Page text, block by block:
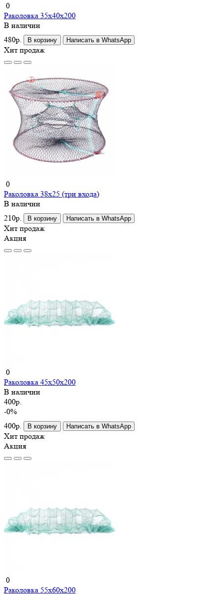
0
Раколовка 35x40x200
В наличии
480р.
В корзину Написать в WhatsApp
Хит продаж
0
Раколовка 38x25 (три входа)
В наличии
210р.
В корзину Написать в WhatsApp
Хит продаж
Акция
0
Раколовка 45x50x200
В наличии
400р.
-0%
400р.
В корзину Написать в WhatsApp
Хит продаж
Акция
0
Раколовка 55x60x200